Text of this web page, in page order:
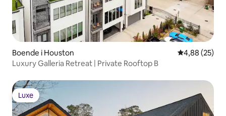
Boende i Houston 4,88 av 5 i
4,88 (25)
Luxury Galleria Retreat | Private Rooftop B
Luxe
Luxe